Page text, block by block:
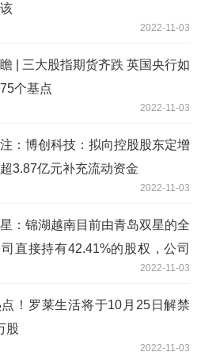
2022-11-03
| 三大股指期货齐跌 英国央行如
个基点
2022-11-03
：博创科技：拟向控股股东定增
3.87亿元补充流动资金
2022-11-03
：锦湖越南目前由青岛双星的全
直接持有42.41%的股权，公司
的锦湖越南的股权采用权益法进行
2022-11-03
！罗莱生活将于10月25日解禁
股
2022-11-03